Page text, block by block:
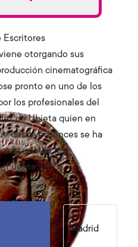
Escritores
otorgando sus
cinematográfica
pronto en uno de los
los profesionales del
de Ubieta quien en
desde entonces se ha
uno de los
(Fuente: CEC)
Madrid